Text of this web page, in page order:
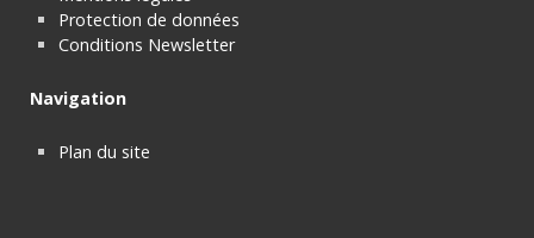
Protection de données
Conditions Newsletter
Navigation
Plan du site